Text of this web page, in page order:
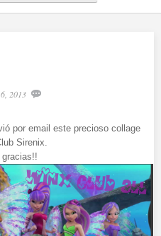
2013
por email este precioso collage
Sirenix.
gracias!!